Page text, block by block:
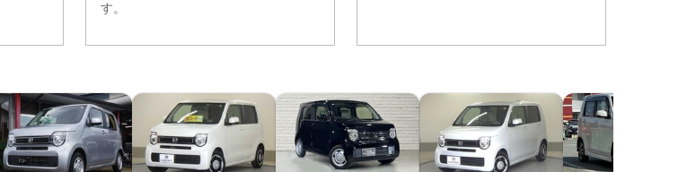
す。